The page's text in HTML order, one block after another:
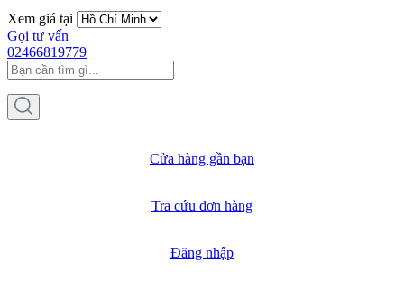
Xem giá tại
Gọi tư vấn
02466819779
Cửa hàng gần bạn
Tra cứu đơn hàng
Đăng nhập